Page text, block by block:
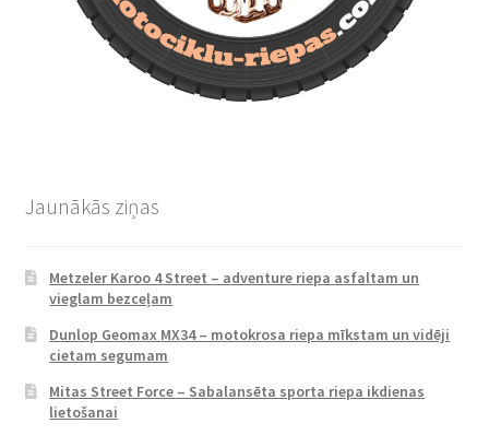
Jaunākās ziņas
Metzeler Karoo 4 Street – adventure riepa asfaltam un
vieglam bezceļam
Dunlop Geomax MX34 – motokrosa riepa mīkstam un vidēji
cietam segumam
Mitas Street Force – Sabalansēta sporta riepa ikdienas
lietošanai